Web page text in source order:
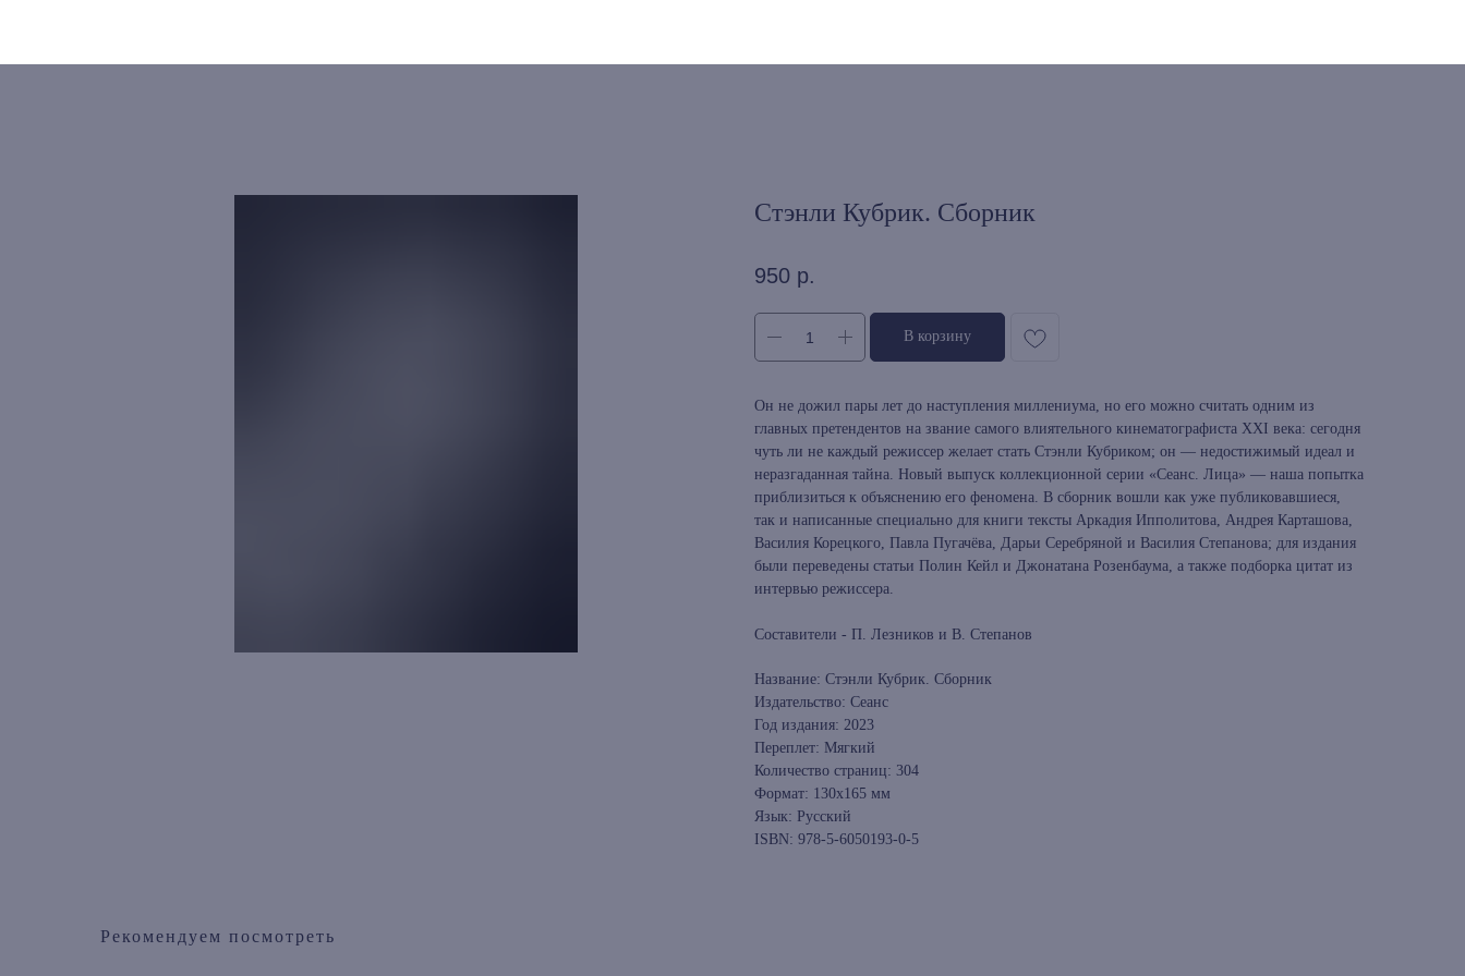
Стэнли Кубрик. Сборник
950 р.
В корзину
Он не дожил пары лет до наступления миллениума, но его можно считать одним из
главных претендентов на звание самого влиятельного кинематографиста XXI века: сегодня
чуть ли не каждый режиссер желает стать Стэнли Кубриком; он — недостижимый идеал и
неразгаданная тайна. Новый выпуск коллекционной серии «Сеанс. Лица» — наша попытка
приблизиться к объяснению его феномена. В сборник вошли как уже публиковавшиеся,
так и написанные специально для книги тексты Аркадия Ипполитова, Андрея Карташова,
Василия Корецкого, Павла Пугачёва, Дарьи Серебряной и Василия Степанова; для издания
были переведены статьи Полин Кейл и Джонатана Розенбаума, а также подборка цитат из
интервью режиссера.
Составители - П. Лезников и В. Степанов
Название: Стэнли Кубрик. Сборник
Издательство: Сеанс
Год издания: 2023
Переплет: Мягкий
Количество страниц: 304
Формат: 130х165 мм
Язык: Русский
ISBN: 978-5-6050193-0-5
Рекомендуем посмотреть